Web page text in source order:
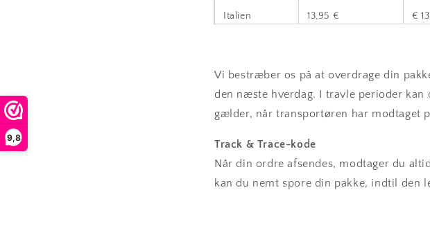
9,8
garantier
Italien 13,95 € €
Østrig 13,95 € €
Danmark 125 kr.
Vi bestræber os på at overdrage din
den næste hverdag. I travle perioder kan
gælder, når transportøren har modtaget
Track & Trace-kode
Når din ordre afsendes, modtager du
kan du nemt spore din pakke, indtil den